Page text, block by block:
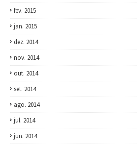
fev. 2015
jan. 2015
dez. 2014
nov. 2014
out. 2014
set. 2014
ago. 2014
jul. 2014
jun. 2014